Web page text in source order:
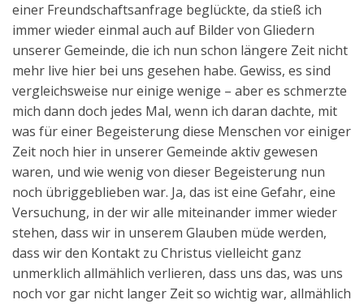
einer Freundschaftsanfrage beglückte, da stieß ich
immer wieder einmal auch auf Bilder von Gliedern
unserer Gemeinde, die ich nun schon längere Zeit nicht
mehr live hier bei uns gesehen habe. Gewiss, es sind
vergleichsweise nur einige wenige – aber es schmerzte
mich dann doch jedes Mal, wenn ich daran dachte, mit
was für einer Begeisterung diese Menschen vor einiger
Zeit noch hier in unserer Gemeinde aktiv gewesen
waren, und wie wenig von dieser Begeisterung nun
noch übriggeblieben war. Ja, das ist eine Gefahr, eine
Versuchung, in der wir alle miteinander immer wieder
stehen, dass wir in unserem Glauben müde werden,
dass wir den Kontakt zu Christus vielleicht ganz
unmerklich allmählich verlieren, dass uns das, was uns
noch vor gar nicht langer Zeit so wichtig war, allmählich